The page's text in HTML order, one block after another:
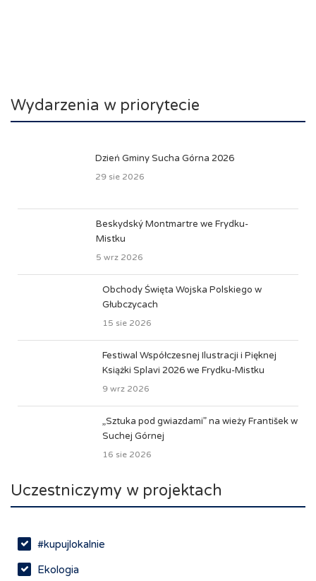
Wydarzenia w priorytecie
Dzień Gminy Sucha Górna 2026
29 sie 2026
Beskydský Montmartre we Frydku-
Mistku
5 wrz 2026
Obchody Święta Wojska Polskiego w
Głubczycach
15 sie 2026
Festiwal Współczesnej Ilustracji i Pięknej
Książki Splavi 2026 we Frydku-Mistku
9 wrz 2026
„Sztuka pod gwiazdami” na wieży František w
Suchej Górnej
16 sie 2026
Uczestniczymy w projektach
#kupujlokalnie
Ekologia